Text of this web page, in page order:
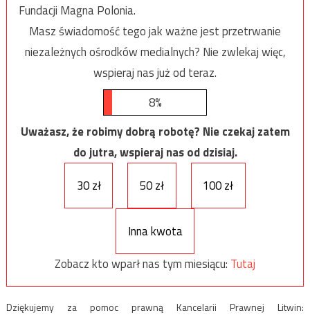
Fundacji Magna Polonia.
Masz świadomość tego jak ważne jest przetrwanie
niezależnych ośrodków medialnych? Nie zwlekaj więc,
wspieraj nas już od teraz.
8%
Uważasz, że robimy dobrą robotę? Nie czekaj zatem
do jutra, wspieraj nas od dzisiaj.
30 zł
50 zł 100 zł
Inna kwota
Zobacz kto wparł nas tym miesiącu: Tutaj
Dziękujemy za pomoc prawną Kancelarii Prawnej Litwin: